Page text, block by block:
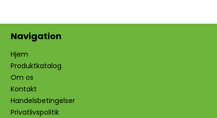
Navigation
Hjem
Produktkatalog
Om os
Kontakt
Handelsbetingelser
Privatlivspolitik